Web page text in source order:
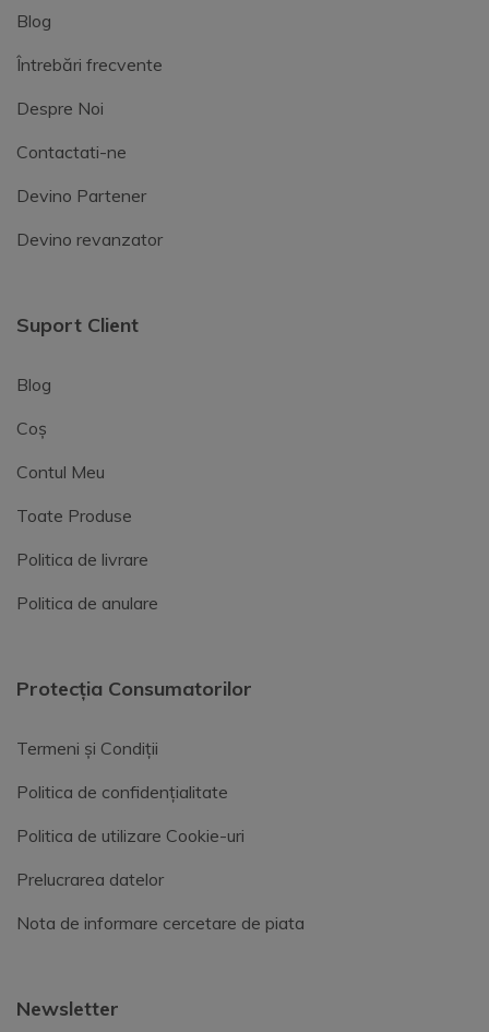
Blog
Întrebări frecvente
Despre Noi
Contactati-ne
Devino Partener
Devino revanzator
Suport Client
Blog
Coș
Contul Meu
Toate Produse
Politica de livrare
Politica de anulare
Protecția Consumatorilor
Termeni și Condiții
Politica de confidențialitate
Politica de utilizare Cookie-uri
Prelucrarea datelor
Nota de informare cercetare de piata
Newsletter